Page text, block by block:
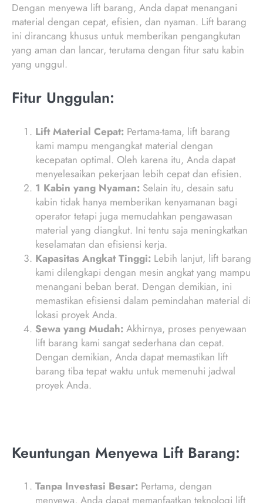
Dengan menyewa lift barang, Anda dapat menangani
material dengan cepat, efisien, dan nyaman. Lift barang
ini dirancang khusus untuk memberikan pengangkutan
yang aman dan lancar, terutama dengan fitur satu kabin
yang unggul.
Fitur Unggulan:
Lift Material Cepat: Pertama-tama, lift barang
kami mampu mengangkat material dengan
kecepatan optimal. Oleh karena itu, Anda dapat
menyelesaikan pekerjaan lebih cepat dan efisien.
1 Kabin yang Nyaman: Selain itu, desain satu
kabin tidak hanya memberikan kenyamanan bagi
operator tetapi juga memudahkan pengawasan
material yang diangkut. Ini tentu saja meningkatkan
keselamatan dan efisiensi kerja.
Kapasitas Angkat Tinggi: Lebih lanjut, lift barang
kami dilengkapi dengan mesin angkat yang mampu
menangani beban berat. Dengan demikian, ini
memastikan efisiensi dalam pemindahan material di
lokasi proyek Anda.
Sewa yang Mudah: Akhirnya, proses penyewaan
lift barang kami sangat sederhana dan cepat.
Dengan demikian, Anda dapat memastikan lift
barang tiba tepat waktu untuk memenuhi jadwal
proyek Anda.
Keuntungan Menyewa Lift Barang:
Tanpa Investasi Besar: Pertama, dengan
menyewa, Anda dapat memanfaatkan teknologi lift